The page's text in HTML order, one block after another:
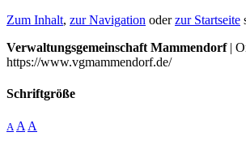
Zum Inhalt, zur Navigation oderzur Startseite
Verwaltungsgemeinschaft Mammendorf|
https://www.vgmammendorf.de/
Schriftgröße
A A A